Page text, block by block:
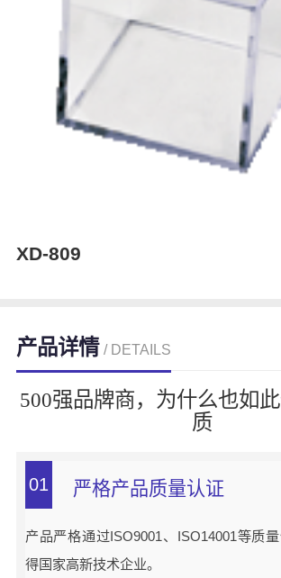
XD-809
产品详情 / DETAILS
500强品牌商，为什么也如
质
01 严格产品质量认证
产品严格通过ISO9001、ISO14001等质
得国家高新技术企业。